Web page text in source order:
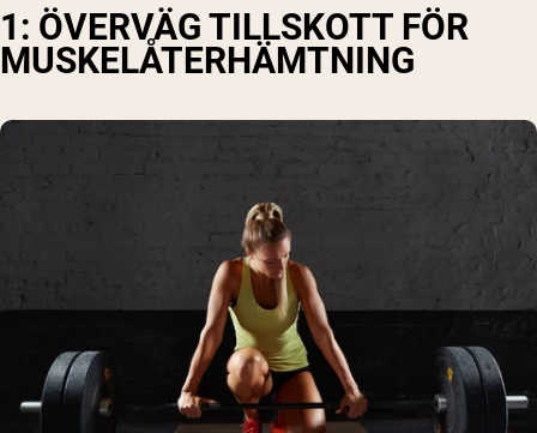
1: ÖVERVÄG TILLSKOTT FÖR
MUSKELÅTERHÄMTNING